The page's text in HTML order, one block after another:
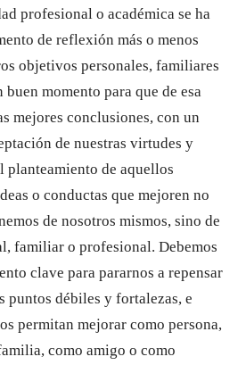
profesional o académica se ha
de reflexión más o menos
objetivos personales, familiares
momento para que de esa
mejores conclusiones, con un
de nuestras virtudes y
planteamiento de aquellos
o conductas que mejoren no
de nosotros mismos, sino de
familiar o profesional. Debemos
clave para pararnos a repensar
puntos débiles y fortalezas, e
permitan mejorar como persona,
como amigo o como